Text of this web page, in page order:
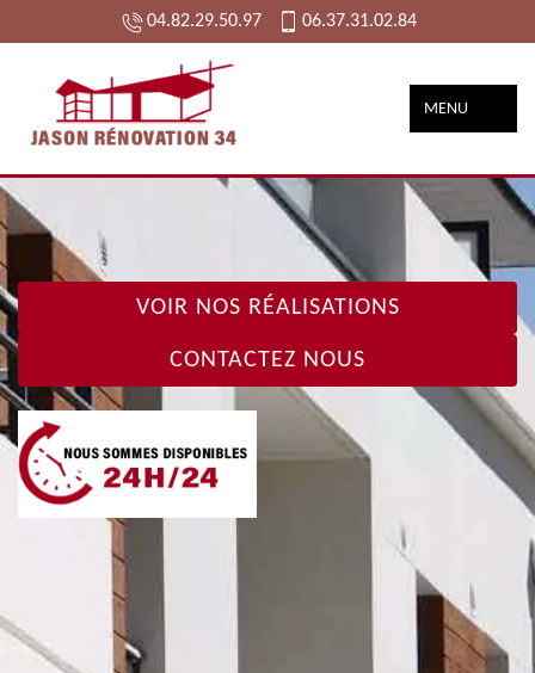
04.82.29.50.97 06.37.31.02.84
MENU
VOIR NOS RÉALISATIONS
CONTACTEZ NOUS